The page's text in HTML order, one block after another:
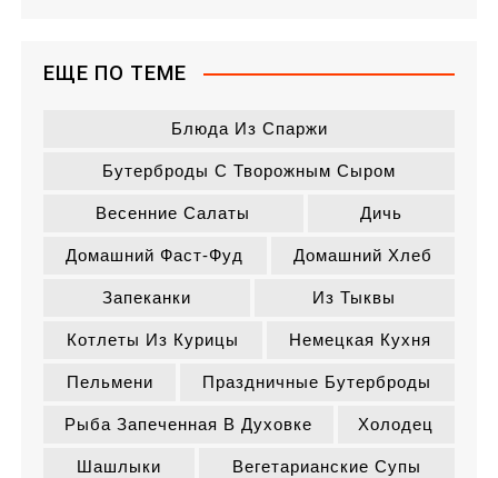
ЕЩЕ ПО ТЕМЕ
Блюда Из Спаржи
Бутерброды С Творожным Сыром
Весенние Салаты Дичь
Домашний Фаст-Фуд Домашний Хлеб
Запеканки Из Тыквы
Котлеты Из Курицы Немецкая Кухня
Пельмени Праздничные Бутерброды
Рыба Запеченная В Духовке Холодец
Шашлыки Вегетарианские Супы